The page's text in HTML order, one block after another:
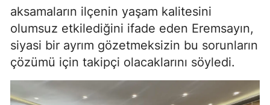
aksamaların ilçenin yaşam kalitesini
olumsuz etkilediğini ifade eden Eremsayın,
siyasi bir ayrım gözetmeksizin bu sorunların
çözümü için takipçi olacaklarını söyledi.